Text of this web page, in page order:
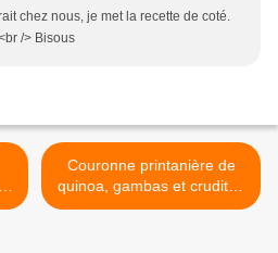
chez nous, je met la recette de coté.
/> Bisous
Couronne printanière de
quinoa, gambas et crudités
>